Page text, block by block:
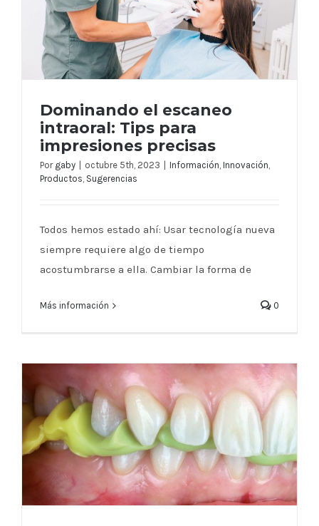
Dominando el escaneo intraoral: Tips
Dominando el escaneo
intraoral: Tips para
impresiones precisas
Por gaby octubre 5th, 2023 Información, Innovación,
Productos, Sugerencias
Todos hemos estado ahí: Usar tecnología nueva
siempre requiere algo de tiempo
acostumbrarse a ella. Cambiar la forma de
Más información 0